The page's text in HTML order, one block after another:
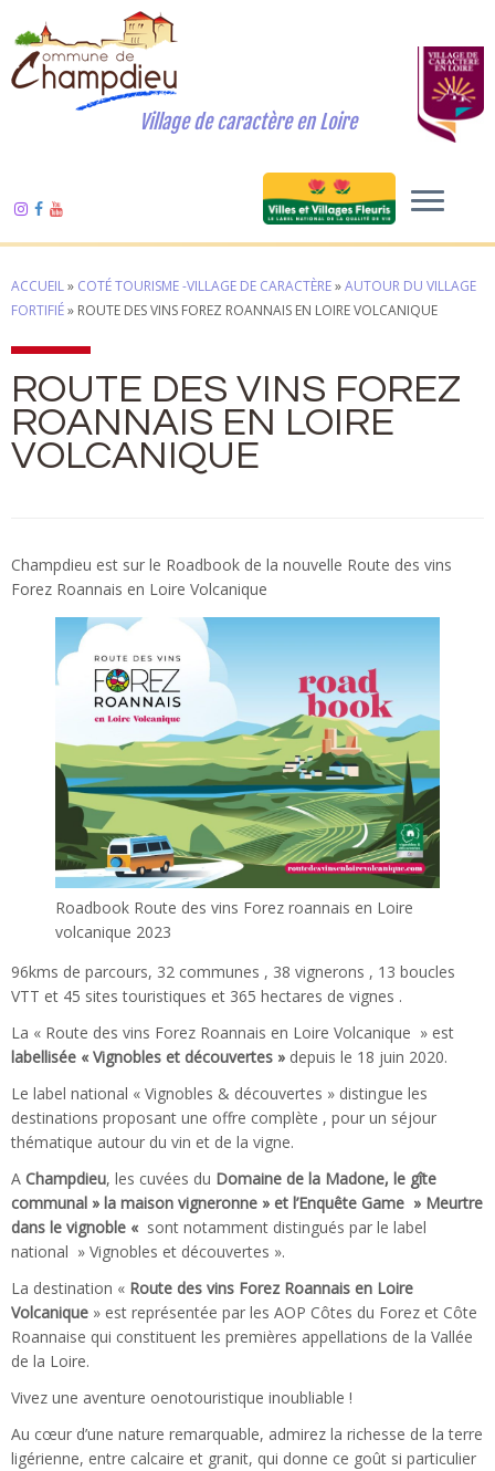
Village de caractère en Loire
ACCUEIL» COTÉ TOURISME -VILLAGE DE CARACTÈRE»AUTOUR DU VILLAGE
FORTIFIÉ» ROUTE DES VINS FOREZ ROANNAIS EN LOIRE VOLCANIQUE
ROUTE DES VINS FOREZ
ROANNAIS EN LOIRE
VOLCANIQUE
Champdieu est sur le Roadbook de la nouvelle Route des vins
Forez Roannais en Loire Volcanique
Roadbook Route des vins Forez roannais en Loire
volcanique 2023
96kms de parcours, 32 communes , 38 vignerons , 13 boucles
VTT et 45 sites touristiques et 365 hectares de vignes .
La « Route des vins Forez Roannais en Loire Volcanique » est
labellisée « Vignobles et découvertes » depuis le 18 juin 2020.
Le label national « Vignobles & découvertes » distingue les
destinations proposant une offre complète , pour un séjour
thématique autour du vin et de la vigne.
A Champdieu, les cuvées du Domaine de la Madone, le gîte
communal » la maison vigneronne » et l’Enquête Game » Meurtre
dans le vignoble « sont notamment distingués par le label
national » Vignobles et découvertes ».
La destination « Route des vins Forez Roannais en Loire
Volcanique » est représentée par les AOP Côtes du Forez et Côte
Roannaise qui constituent les premières appellations de la Vallée
de la Loire.
Vivez une aventure oenotouristique inoubliable !
Au cœur d’une nature remarquable, admirez la richesse de la terre
ligérienne, entre calcaire et granit, qui donne ce goût si particulier